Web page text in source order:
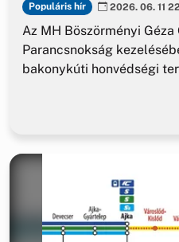
Populáris hír 2026. 06. 11
Az MH Böszörményi
Parancsnokság
bakonykúti honvédségi